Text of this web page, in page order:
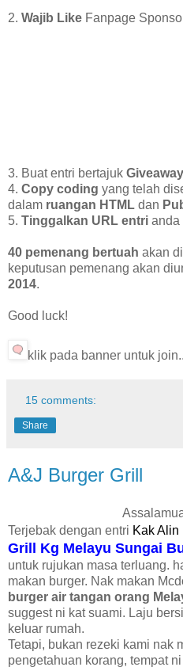
2. Wajib Like Fanpage
3. Buat entri bertajuk
4. Copy coding yang telah
dalam ruangan HTML dan
5. Tinggalkan URL entri anda
40 pemenang bertuah akan
keputusan pemenang akan
2014.
Good luck!
klik pada banner untuk
15 comments:
Share
A&J Burger Grill
Terjebak dengan entri Kak Alin
Grill Kg Melayu Sungai
untuk rujukan masa terluang.
makan burger. Nak makan
burger air tangan orang
suggest ni kat suami. Laju
keluar rumah.
Tetapi, bukan rezeki kami nak
pengetahuan korang, tempat